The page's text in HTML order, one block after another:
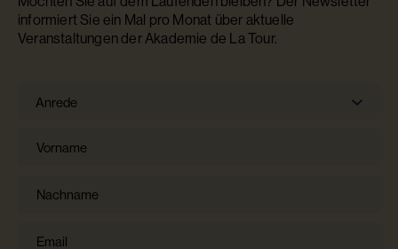
informiert Sie ein Mal pro Monat über aktuelle
Veranstaltungen der Akademie de La Tour.
Anrede